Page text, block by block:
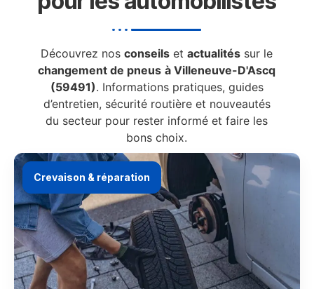
Découvrez nosconseils etactualités sur le
changement de pneus à Villeneuve-D'Ascq
(59491). Informations pratiques, guides
d’entretien, sécurité routière et nouveautés
du secteur pour rester informé et faire les
bons choix.
Crevaison & réparation